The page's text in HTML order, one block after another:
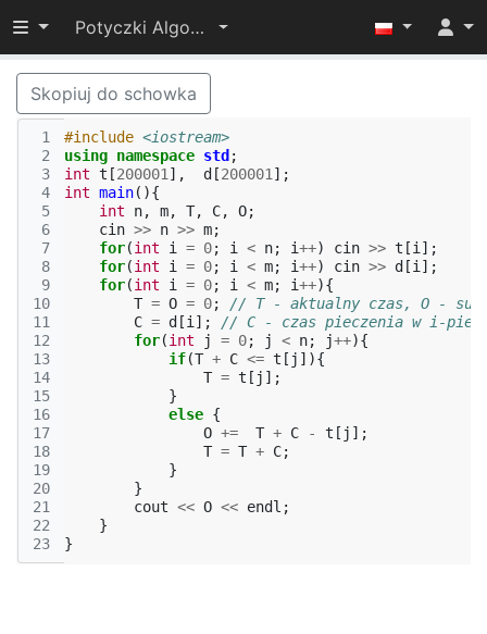
Przełącz widoczność menu
Potyczki Algorytmiczne 2017
Skopiuj do schowka
1
2
3
4
5
6
7
8
9
10
11
12
13
14
15
16
17
18
19
20
21
22
23
#include <iostream>
using namespace std ;
int t [200001 ], d [200001 ];
int main(){
int
n, m, T, C, O;
cin >> n >> m;
for(int i = 0; i < n; i++) cin >> t [i ];
for(int i = 0; i < m; i++) cin >> d [i ];
for(int i = 0; i < m; i++){
T = O = 0;
// T - aktualny czas, O -
C = d [i ];
// C - czas pieczenia w i-
for(int j = 0; j < n; j++){
if(T + C <= t [ j ]){
T = t [ j ];
}
else {
O += T + C - t [ j ];
T = T + C;
}
}
cout << O << endl ;
}
}